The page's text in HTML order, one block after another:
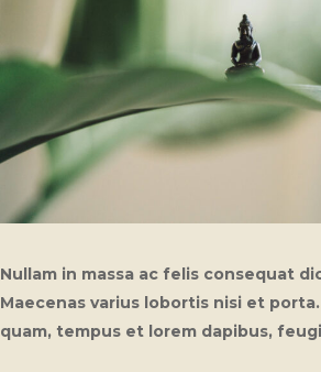
Nullam in massa ac felis consequat
Maecenas varius lobortis nisi et
quam, tempus et lorem dapibus,